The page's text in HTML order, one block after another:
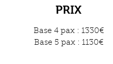
PRIX
Base 4 pax : 1330€
Base 5 pax : 1130€